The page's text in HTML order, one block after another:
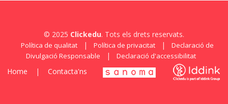
© 2025 Clickedu. Tots els drets reservats.
Política de qualitat | Política de privacitat |
Declaració de
Divulgació Responsable
| Declaració d'accessibilitat
Home | Contacta'ns